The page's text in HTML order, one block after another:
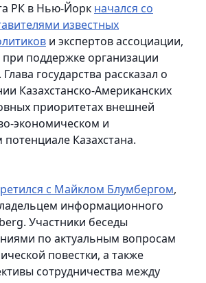
РК в Нью-Йорк начался со
известных
и экспертов ассоциации,
поддержке организации
государства рассказал о
Казахстанско-Американских
приоритетах внешней
экономическом и
Казахстана.
с Майклом Блумбергом,
информационного
Участники беседы
по актуальным вопросам
повестки, а также
сотрудничества между